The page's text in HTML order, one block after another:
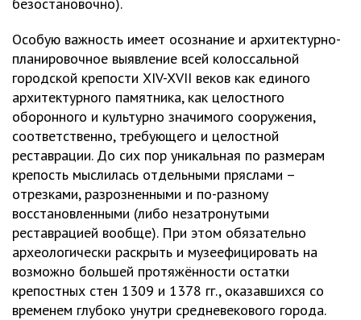
Особую важность имеет осознание и архитектурно-
планировочное выявление всей колоссальной
городской крепости XIV-XVII веков как единого
архитектурного памятника, как целостного
оборонного и культурно значимого сооружения,
соответственно, требующего и целостной
реставрации. До сих пор уникальная по размерам
крепость мыслилась отдельными пряслами –
отрезками, разрозненными и по-разному
восстановленными (либо незатронутыми
реставрацией вообще). При этом обязательно
археологически раскрыть и музеефицировать на
возможно большей протяжённости остатки
крепостных стен 1309 и 1378 гг., оказавшихся со
временем глубоко унутри средневекового города.